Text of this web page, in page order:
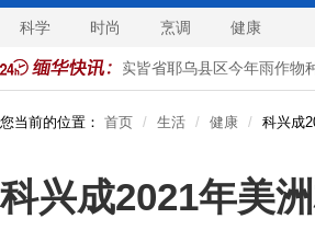
科学 时尚 烹调 健康
黍作物 实皆省耶乌县区今年雨作物种
您当前的位置： 首页 生活 健康 科兴成
科兴成2021年美